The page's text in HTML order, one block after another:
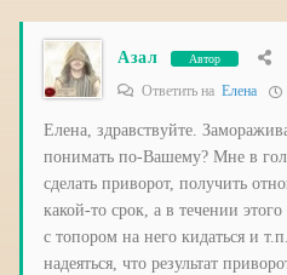
Азал Автор
Ответить на Елена
Елена, здравствуйте.
понимать по-Вашему? Мне в
сделать приворот, получить
какой-то срок, а в течении
с топором на него кидаться и
надеяться, что результат